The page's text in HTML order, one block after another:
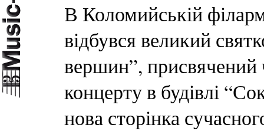
В Коломийській
відбувся великий
вершин”, присвячений
концерту в будівлі
нова сторінка